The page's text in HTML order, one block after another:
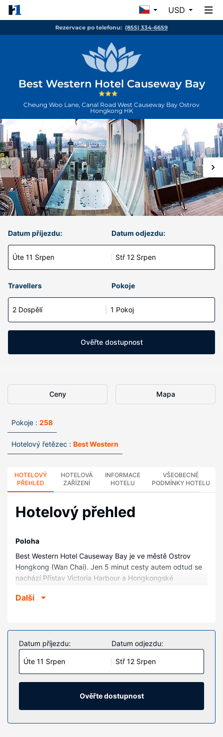
USD
Rezervace po telefonu: (855) 334-6659
Best Western Hotel Causeway Bay
Cheung Woo Lane, Canal Road West Causeway Bay Ostrov
Hongkong HK
Datum příjezdu:
Úte 11 Srpen
Datum odjezdu:
Stř 12 Srpen
Travellers Pokoje
2 Dospělí 1 Pokoj
Ověřte dostupnost
Ceny Mapa
Pokoje : 258
Hotelový řetězec : Best Western
HOTELOVÝ
PŘEHLED
HOTELOVÁ
ZAŘÍZENÍ
INFORMACE
HOTELU
VŠEOBECNÉ
PODMÍNKY HOTELU
Hotelový přehled
Poloha
Best Western Hotel Causeway Bay je ve městě Ostrov
Hongkong (Wan Chai). Jen 5 minut cesty autem odtud se
nachází Přístav Victoria Harbour a Hongkongské
5,6 km od Zábavní park Ocean Park a 5,7 km od Zátoka
V jednom z 258 klimatizovaných pokojů, k jejichž vybavení
patří lednička a televize s plochou obrazovkou, se budete
cítit jako doma. Bezdrátový internet zdarma vám zajistí
spojení se světem a televize, která nabízí kabelové kanály,
dobrou zábavu. Soukromé koupelny nabízí vybavení,
jehož součástí jsou sprcha, vysoušeč vlasů a pantofle.
Další užitečné vybavení a služby: vestavěný trezor,
Další
Datum příjezdu:
Úte 11 Srpen
Datum odjezdu:
Stř 12 Srpen
Ověřte dostupnost